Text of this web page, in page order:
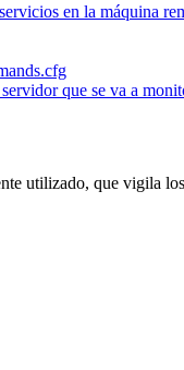
en la máquina
que se va a
utilizado, que vigila